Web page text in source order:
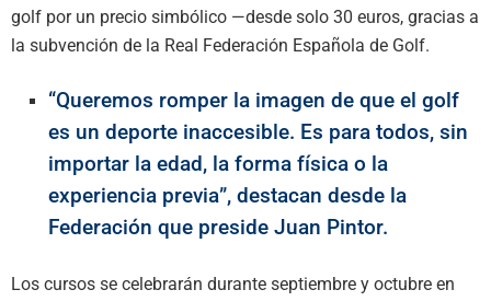
golf por un precio simbólico —desde solo 30 euros, gracias a
la subvención de la Real Federación Española de Golf.
“Queremos romper la imagen de que el golf
es un deporte inaccesible. Es para todos, sin
importar la edad, la forma física o la
experiencia previa”, destacan desde la
Federación que preside Juan Pintor.
Los cursos se celebrarán durante septiembre y octubre en